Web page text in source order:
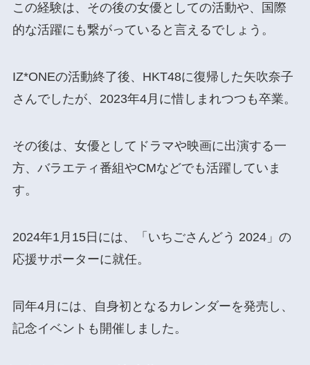
この経験は、その後の女優としての活動や、国際
的な活躍にも繋がっていると言えるでしょう。
IZ*ONEの活動終了後、HKT48に復帰した矢吹奈子
さんでしたが、2023年4月に惜しまれつつも卒業。
その後は、女優としてドラマや映画に出演する一
方、バラエティ番組やCMなどでも活躍していま
す。
2024年1月15日には、「いちごさんどう 2024」の
応援サポーターに就任。
同年4月には、自身初となるカレンダーを発売し、
記念イベントも開催しました。